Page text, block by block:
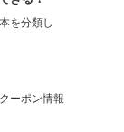
を分類し
ーポン情報